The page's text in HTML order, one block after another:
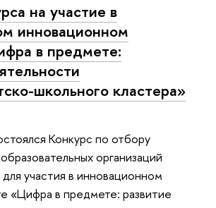
на участие в
инновационном
в предмете:
школьного кластера»
Конкурс по отбору
организаций
участия в инновационном
«Цифра в предмете: развитие